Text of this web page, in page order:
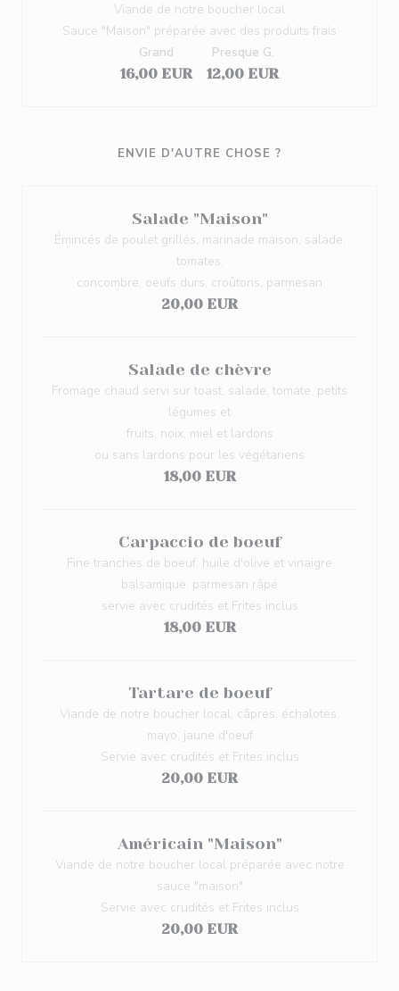
Viande de notre boucher local
Sauce "Maison" préparée avec des produits frais
16,00 EUR
Grand
12,00 EUR
Presque G.
ENVIE D'AUTRE CHOSE ?
Salade "Maison"
Émincés de poulet grillés, marinade maison, salade,
tomates,
concombre, oeufs durs, croûtons, parmesan
20,00 EUR
Salade de chèvre
Fromage chaud servi sur toast, salade, tomate, petits
légumes et
fruits, noix, miel et lardons
ou sans lardons pour les végétariens
18,00 EUR
Carpaccio de boeuf
Fine tranches de boeuf, huile d'olive et vinaigre
balsamique, parmesan râpé
servie avec crudités et Frites inclus
18,00 EUR
Tartare de boeuf
Viande de notre boucher local, câpres, échalotes,
mayo, jaune d'oeuf
Servie avec crudités et Frites inclus
20,00 EUR
Américain "Maison"
Viande de notre boucher local préparée avec notre
sauce "maison"
Servie avec crudités et Frites inclus
20,00 EUR